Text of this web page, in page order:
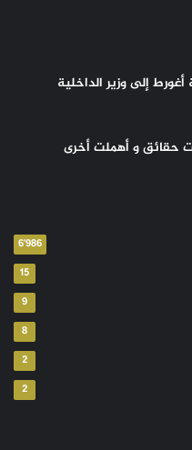
إلى وزير الداخلية
حقائق و أهملت أخرى
6٬986
15
9
8
2
2